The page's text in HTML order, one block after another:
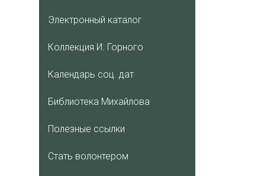
Электронный каталог
Коллекция И. Горного
Календарь соц. дат
Библиотека Михайлова
Полезные ссылки
Стать волонтером